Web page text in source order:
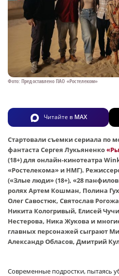
Фото: Предоставлено ПАО «Ростелеком»
Читайте в MAX
Стартовали съемки сериала по
фантаста Сергея Лукьяненко
(18+) для онлайн-кинотеатра
«Ростелекома» и НМГ).
(«Злые люди» (18+), «28
ролях Артем Кошман, Полина
Олег Савостюк, Святослав
Никита Кологривый, Елисей
Нестерова, Ника Жукова и
главных персонажей сыграют
Александр Обласов, Дмитрий
Современные подростки, пытаясь